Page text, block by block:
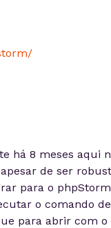
há 8 meses aqui
de ser
para o
o comando de
para abrir com o